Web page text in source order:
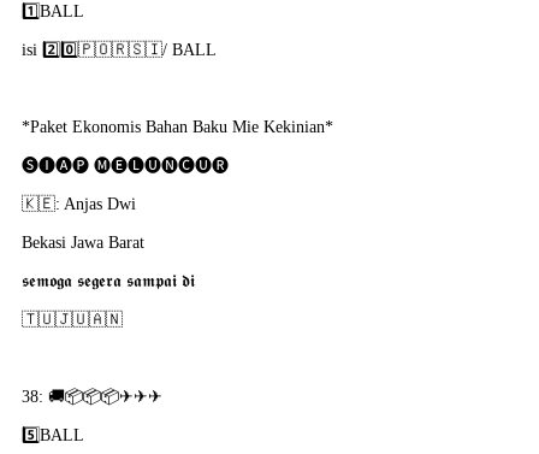
1️⃣BALL
isi 2️⃣0️⃣🇵​🇴​🇷​🇸​🇮​/ BALL
*Paket Ekonomis Bahan Baku Mie Kekinian*
🅢🅘🅐🅟 🅜🅔🅛🅤🅝🅒🅤🅡
🇰​🇪: Anjas Dwi
Bekasi Jawa Barat
𝖘𝖊𝖒𝖔𝖌𝖆 𝖘𝖊𝖌𝖊𝖗𝖆 𝖘𝖆𝖒𝖕𝖆𝖎 𝖉𝖎
🇹​🇺​🇯​🇺​🇦​🇳​
38: 🚚📦📦📦✈✈✈
5️⃣BALL